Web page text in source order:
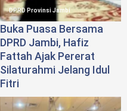
DPRD Provinsi Jambi
Buka Puasa Bersama
DPRD Jambi, Hafiz
Fattah Ajak Pererat
Silaturahmi Jelang Idul
Fitri